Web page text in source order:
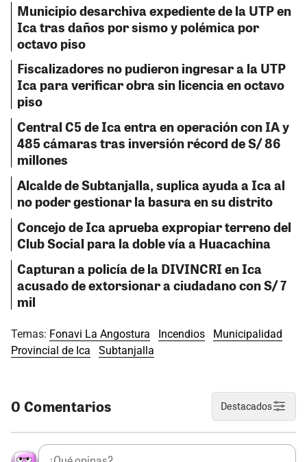
Municipio desarchiva expediente de la UTP en
Ica tras daños por sismo y polémica por
octavo piso
Fiscalizadores no pudieron ingresar a la UTP
Ica para verificar obra sin licencia en octavo
piso
Central C5 de Ica entra en operación con IA y
485 cámaras tras inversión récord de S/ 86
millones
Alcalde de Subtanjalla, suplica ayuda a Ica al
no poder gestionar la basura en su distrito
Concejo de Ica aprueba expropiar terreno del
Club Social para la doble vía a Huacachina
Capturan a policía de la DIVINCRI en Ica
acusado de extorsionar a ciudadano con S/ 7
mil
Temas: Fonavi La Angostura Incendios
Municipalidad
Provincial de Ica
Subtanjalla
0 Comentarios Destacados